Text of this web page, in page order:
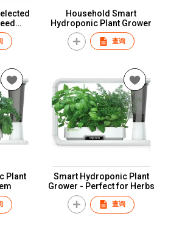
Food
Household Smart
Hydroponic Plant Grower
查询
Plant
Smart Hydroponic Plant
Grower - Perfect for Herbs
查询